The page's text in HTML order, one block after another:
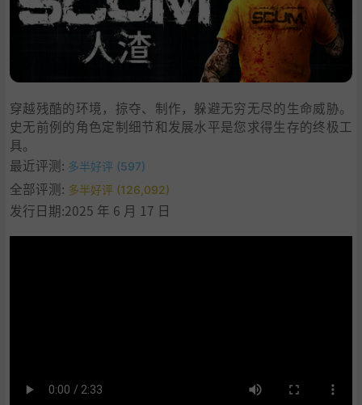
5.支持作者
6.启动说明
穿越残酷的环境，掠夺、制作，躲避无穷无尽的生命威胁。
史无前例的角色定制细节和发展水平是您求得生存的终极工
具。
最近评测: 多半好评 (597)
全部评测: 多半好评 (126,092)
发行日期:2025 年 6 月 17 日